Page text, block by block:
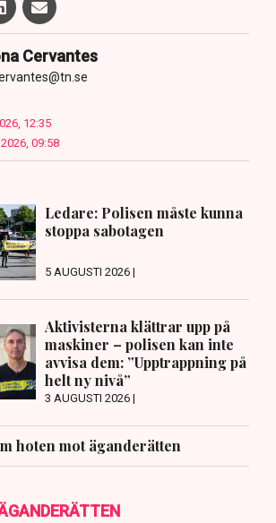
Cervantes
12:35
09:58
Ledare: Polisen måste kunna
stoppa sabotagen
5 AUGUSTI 2026 |
Aktivisterna klättrar upp på
maskiner – polisen kan inte
avvisa dem: ”Upptrappning på
helt ny nivå”
3 AUGUSTI 2026 |
hoten mot äganderätten